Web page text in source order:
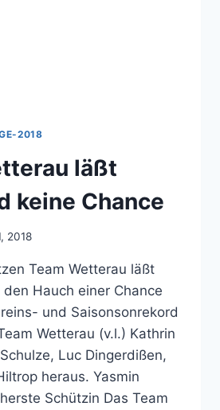
2018
läßt
keine Chance
2018
Team Wetterau läßt
Hauch einer Chance
und Saisonsonrekord
Wetterau (v.l.) Kathrin
Luc Dingerdißen,
heraus. Yasmin
Schützin Das Team